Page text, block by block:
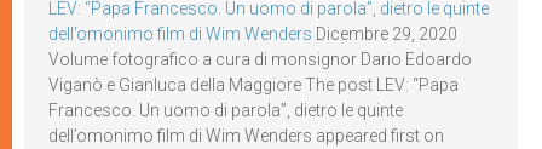
LEV: “Papa Francesco. Un uomo di parola”, dietro le quinte
dell’omonimo film di Wim Wenders Dicembre 29, 2020
Volume fotografico a cura di monsignor Dario Edoardo
Viganò e Gianluca della Maggiore The post LEV: “Papa
Francesco. Un uomo di parola”, dietro le quinte
dell’omonimo film di Wim Wenders appeared first on